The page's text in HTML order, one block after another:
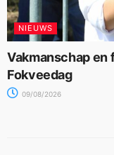
NIEUWS
Vakmanschap en
Fokveedag
09/08/2026